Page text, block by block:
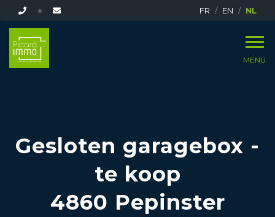
FR EN NL
MENU
Gesloten garagebox -
te koop
4860 Pepinster